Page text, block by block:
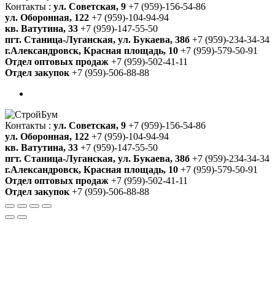
Контакты : ул. Советская, 9 +7 (959)-156-54-86
ул. Оборонная, 122 +7 (959)-104-94-94
кв. Ватутина, 33 +7 (959)-147-55-50
пгт. Станица-Луганская, ул. Букаева, 38б +7 (959)-234-34-34
г.Александровск, Красная площадь, 10 +7 (959)-579-50-91
Отдел оптовых продаж +7 (959)-502-41-11
Отдел закупок +7 (959)-506-88-88
Контакты : ул. Советская, 9 +7 (959)-156-54-86
ул. Оборонная, 122 +7 (959)-104-94-94
кв. Ватутина, 33 +7 (959)-147-55-50
пгт. Станица-Луганская, ул. Букаева, 38б +7 (959)-234-34-34
г.Александровск, Красная площадь, 10 +7 (959)-579-50-91
Отдел оптовых продаж +7 (959)-502-41-11
Отдел закупок +7 (959)-506-88-88